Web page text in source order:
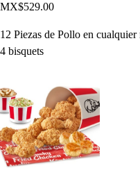
MX$529.00
12 Piezas de Pollo en
4 bisquets